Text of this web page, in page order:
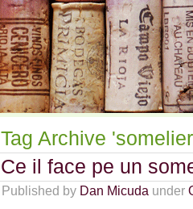
Tag Archive
Ce il face pe un
Published by Dan Micuda under